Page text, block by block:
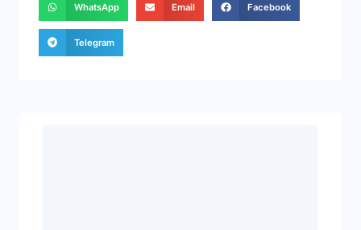
WhatsApp Email Facebook
Telegram